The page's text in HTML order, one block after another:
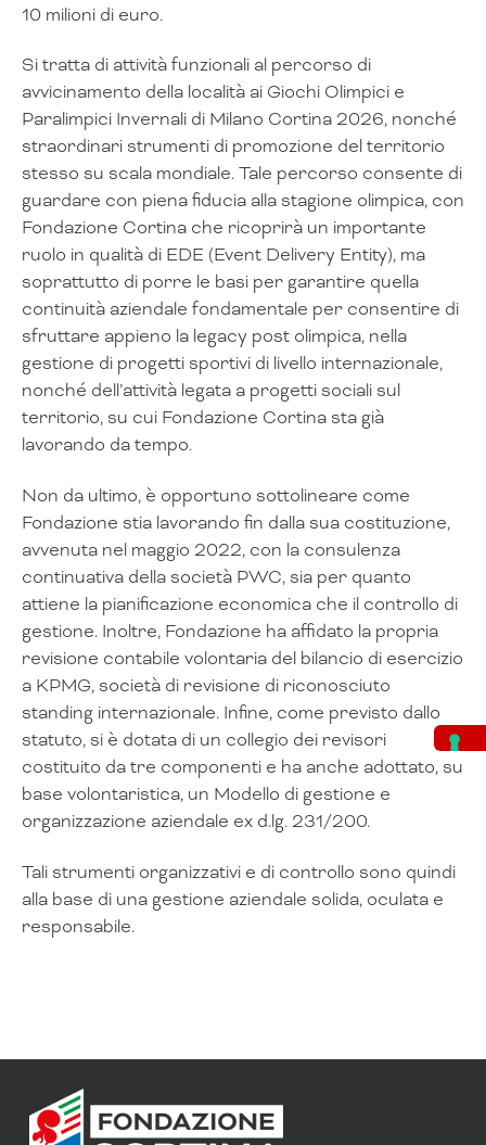
10 milioni di euro.
Si tratta di attività funzionali al percorso di
avvicinamento della località ai Giochi Olimpici e
Paralimpici Invernali di Milano Cortina 2026, nonché
straordinari strumenti di promozione del territorio
stesso su scala mondiale. Tale percorso consente di
guardare con piena fiducia alla stagione olimpica, con
Fondazione Cortina che ricoprirà un importante
ruolo in qualità di EDE (Event Delivery Entity), ma
soprattutto di porre le basi per garantire quella
continuità aziendale fondamentale per consentire di
sfruttare appieno la legacy post olimpica, nella
gestione di progetti sportivi di livello internazionale,
nonché dell’attività legata a progetti sociali sul
territorio, su cui Fondazione Cortina sta già
lavorando da tempo.
Non da ultimo, è opportuno sottolineare come
Fondazione stia lavorando fin dalla sua costituzione,
avvenuta nel maggio 2022, con la consulenza
continuativa della società PWC, sia per quanto
attiene la pianificazione economica che il controllo di
gestione. Inoltre, Fondazione ha affidato la propria
revisione contabile volontaria del bilancio di esercizio
a KPMG, società di revisione di riconosciuto
standing internazionale. Infine, come previsto dallo
statuto, si è dotata di un collegio dei revisori
costituito da tre componenti e ha anche adottato, su
base volontaristica, un Modello di gestione e
organizzazione aziendale ex d.lg. 231/200.
Tali strumenti organizzativi e di controllo sono quindi
alla base di una gestione aziendale solida, oculata e
responsabile.